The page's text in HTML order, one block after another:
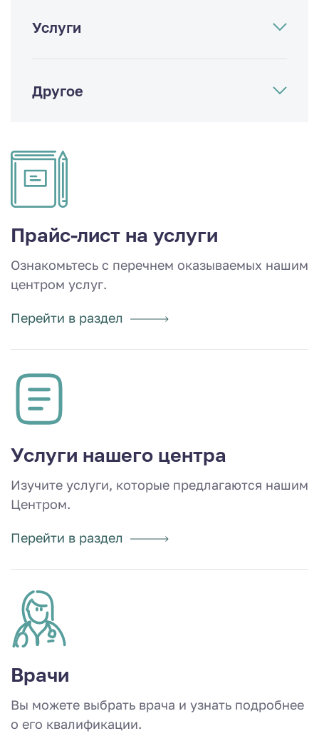
Услуги
Другое
Прайс-лист на услуги
Ознакомьтесь с перечнем оказываемых нашим
центром услуг.
Перейти в раздел
Услуги нашего центра
Изучите услуги, которые предлагаются нашим
Центром.
Перейти в раздел
Врачи
Вы можете выбрать врача и узнать подробнее
о его квалификации.